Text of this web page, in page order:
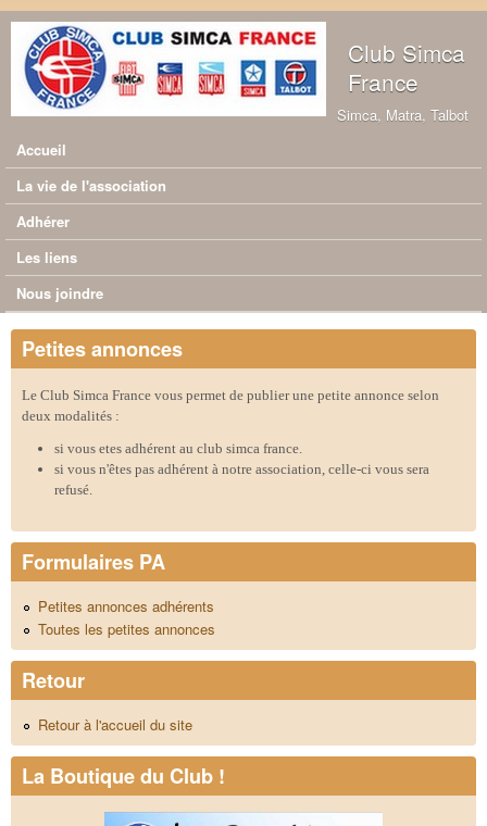
Aller au contenu principal
Club Simca
France
Simca, Matra, Talbot
Menu principal
Accueil
La vie de l'association
Adhérer
Les liens
Nous joindre
Petites annonces
Le Club Simca France vous permet de publier une petite annonce selon
deux modalités :
si vous etes adhérent au club simca france.
si vous n'êtes pas adhérent à notre association, celle-ci vous sera
refusé.
Formulaires PA
Petites annonces adhérents
Toutes les petites annonces
Retour
Retour à l'accueil du site
La Boutique du Club !